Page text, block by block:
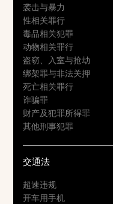
袭击与暴力
性相关罪行
毒品相关犯罪
动物相关罪行
盗窃、入室与抢劫
绑架罪与非法关押
死亡相关罪行
诈骗罪
财产及犯罪所得罪
其他刑事犯罪
交通法
超速违规
开车用手机